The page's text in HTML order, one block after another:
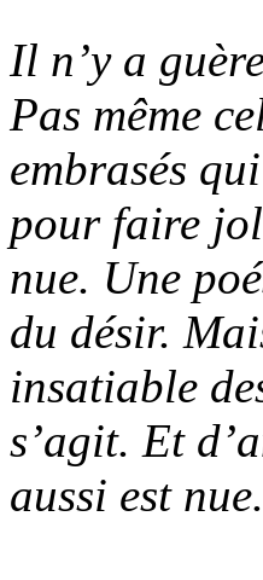
Il n’y a
Pas même
embrasés
pour faire
nue. Une
du désir.
insatiable
s’agit. Et
aussi est nue.